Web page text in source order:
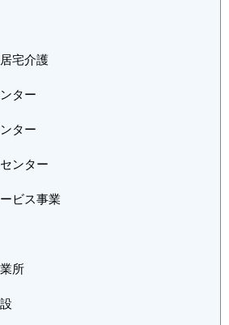
宅介護
ター
ター
ンター
ビス事業
所